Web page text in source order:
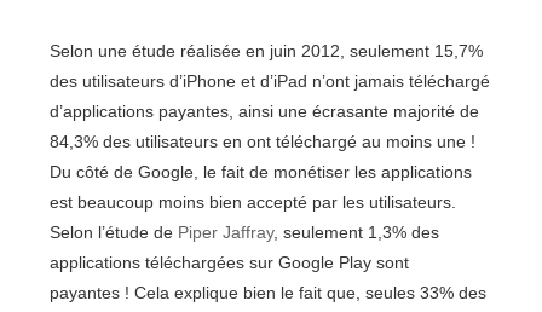
Selon une étude réalisée en juin 2012, seulement 15,7%
des utilisateurs d’iPhone et d’iPad n’ont jamais téléchargé
d’applications payantes, ainsi une écrasante majorité de
84,3% des utilisateurs en ont téléchargé au moins une !
Du côté de Google, le fait de monétiser les applications
est beaucoup moins bien accepté par les utilisateurs.
Selon l’étude de Piper Jaffray, seulement 1,3% des
applications téléchargées sur Google Play sont
payantes ! Cela explique bien le fait que, seules 33% des